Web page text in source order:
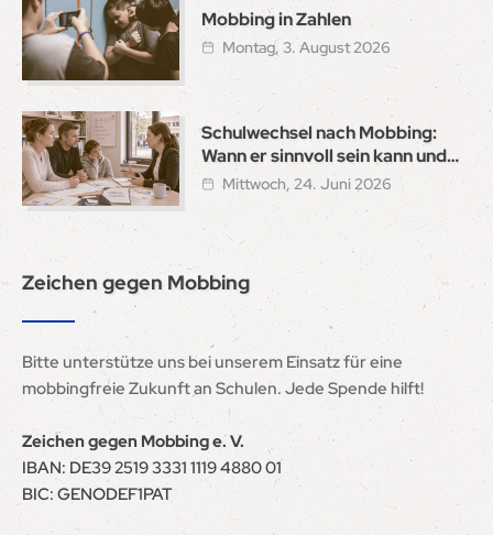
Zeichen gegen Mobbing
Bitte unterstütze uns bei unserem Einsatz für eine
mobbingfreie Zukunft an Schulen. Jede Spende hilft!
Zeichen gegen Mobbing e. V.
IBAN: DE39 2519 3331 1119 4880 01
BIC: GENODEF1PAT
Mobbing in Zahlen
Montag, 3. August 2026
Schulwechsel nach Mobbing:
Wann er sinnvoll sein kann und
wie ein sicherer Neustart gelingt
Mittwoch, 24. Juni 2026